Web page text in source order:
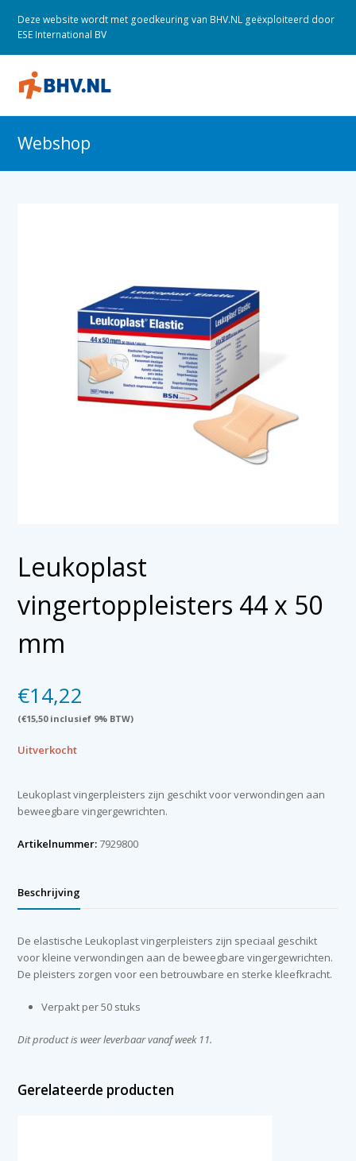
Deze website wordt met goedkeuring van BHV.NL geëxploiteerd door
ESE International BV
Webshop
Leukoplast
vingertoppleisters 44 x 50
mm
€14,22
(€15,50inclusief 9% BTW)
Uitverkocht
Leukoplast vingerpleisters zijn geschikt voor verwondingen aan
beweegbare vingergewrichten.
Artikelnummer:7929800
Beschrijving
De elastische Leukoplast vingerpleisters zijn speciaal geschikt
voor kleine verwondingen aan de beweegbare vingergewrichten.
De pleisters zorgen voor een betrouwbare en sterke kleefkracht.
Verpakt per 50 stuks
Dit product is weer leverbaar vanaf week 11.
Gerelateerde producten